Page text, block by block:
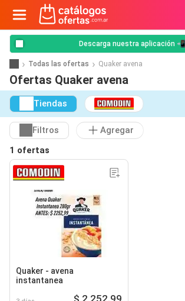
Descarga nuestra aplicación 📲
Todas las ofertas Quaker avena
Ofertas Quaker avena
Tiendas
Filtros
Agregar
1 ofertas
Quaker - avena
instantanea
$ 2.252,99